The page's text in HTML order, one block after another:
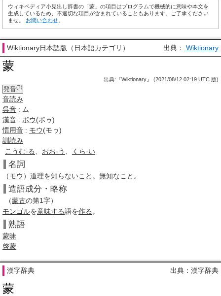
ウィキペディア小見出し辞書の「蒙」の項目はプログラムで機械的に意味や本文を
生成しているため、不適切な項目が含まれていることもあります。ご了承ください
ませ。 お問い合わせ
Wiktionary日本語版（日本語カテゴリ） 出典： Wiktionary
蒙
出典:『Wiktionary』 (2021/08/12 02:19 UTC 版)
発音(?)
音読み
呉音 : ム
漢音 : ボウ(ボゥ)
慣用音 : モウ(モゥ)
訓読み
こうむ-る、 おお-う 、 くら-い
名詞
（モウ ） 道理を知らないこと 。 無知なこと。
造語成分・略称
（蒙古の第1字）
モンゴルを意味する語を作る。
熟語
蒙昧
啓蒙
漢字辞典 出典：漢字辞典
蒙